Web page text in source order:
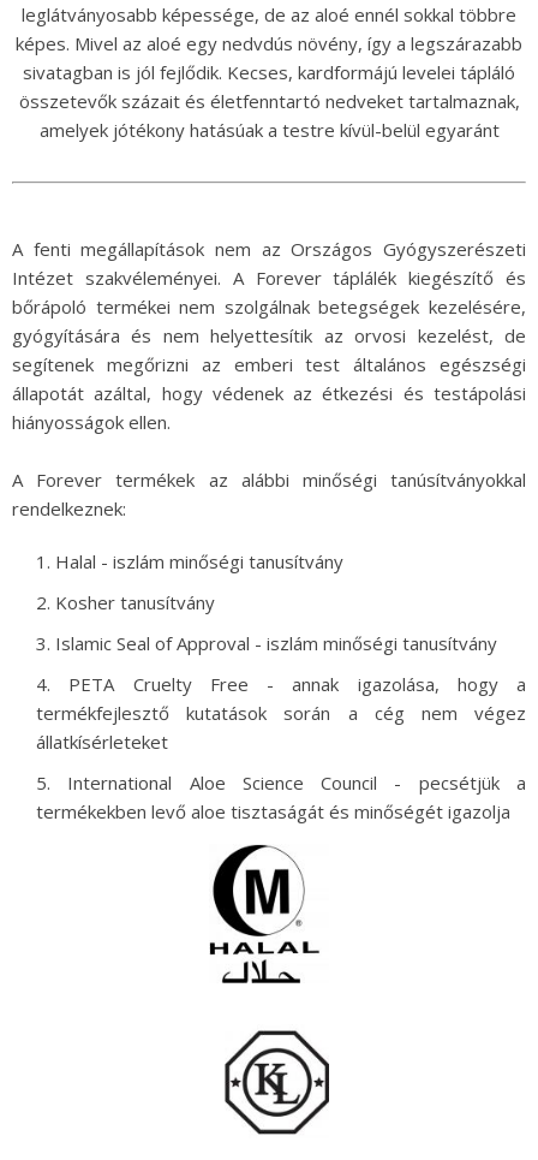
leglátványosabb képessége, de az aloé ennél sokkal többre
képes. Mivel az aloé egy nedvdús növény, így a legszárazabb
sivatagban is jól fejlődik. Kecses, kardformájú levelei tápláló
összetevők százait és életfenntartó nedveket tartalmaznak,
amelyek jótékony hatásúak a testre kívül-belül egyaránt
A fenti megállapítások nem az Országos Gyógyszerészeti
Intézet szakvéleményei. A Forever táplálék kiegészítő és
bőrápoló termékei nem szolgálnak betegségek kezelésére,
gyógyítására és nem helyettesítik az orvosi kezelést, de
segítenek megőrizni az emberi test általános egészségi
állapotát azáltal, hogy védenek az étkezési és testápolási
hiányosságok ellen.
A Forever termékek az alábbi minőségi tanúsítványokkal
rendelkeznek:
Halal - iszlám minőségi tanusítvány
Kosher tanusítvány
Islamic Seal of Approval - iszlám minőségi tanusítvány
PETA Cruelty Free - annak igazolása, hogy a
termékfejlesztő kutatások során a cég nem végez
állatkísérleteket
International Aloe Science Council - pecsétjük a
termékekben levő aloe tisztaságát és minőségét igazolja